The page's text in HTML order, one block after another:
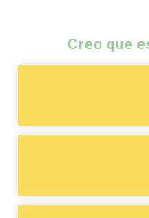
Creo que